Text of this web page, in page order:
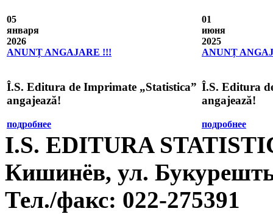
05
января
2026
ANUNȚ ANGAJARE !!!
Î.S. Editura de Imprimate „Statistica”
angajează!
подробнее
01
июня
2025
ANUNȚ
Î.S. Editura
angajează!
подробнее
I.S. EDITURA
Кишинёв, ул.
Тел./факс: 022-275391